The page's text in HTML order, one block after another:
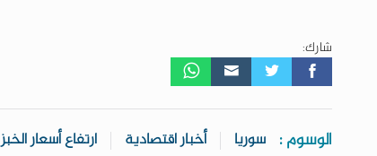
شارك:
الوسوم : سوريا أخبار اقتصادية ارتفاع أسعار الخبز